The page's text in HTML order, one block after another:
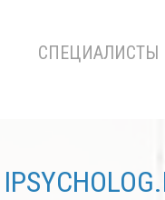
СПЕЦИАЛИСТЫ